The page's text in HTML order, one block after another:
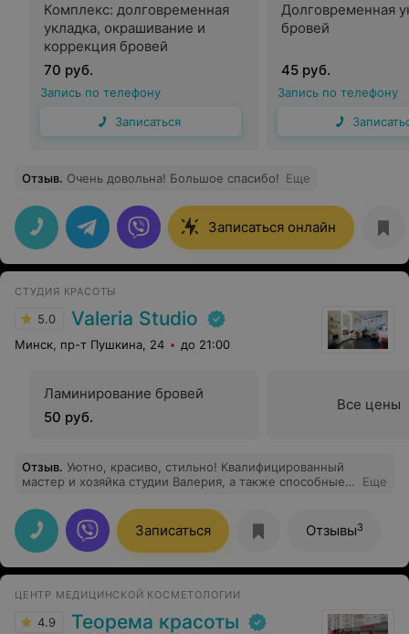
Комплекс: долговременная
укладка, окрашивание и
коррекция бровей
70 руб.
Запись по телефону
Записаться
Долговременная
бровей
45 руб.
Запись по телефону
Отзыв. Очень довольна! Большое спасибо! Еще
Записаться онлайн
СТУДИЯ КРАСОТЫ
5.0 Valeria Studio
Минск, пр-т Пушкина, 24 до 21:00
Ламинирование бровей
50 руб.
Все цены
Отзыв. Уютно, красиво, стильно! Квалифицированный
мастер и хозяйка студии Валерия, а также способные и
доверилась их рукам и получила прекрасный
результат. Приходите и вас сделают неузнаваемыми и
привлекательными.
Еще
Записаться Отзывы3
ЦЕНТР МЕДИЦИНСКОЙ КОСМЕТОЛОГИИ
4.9 Теорема красоты